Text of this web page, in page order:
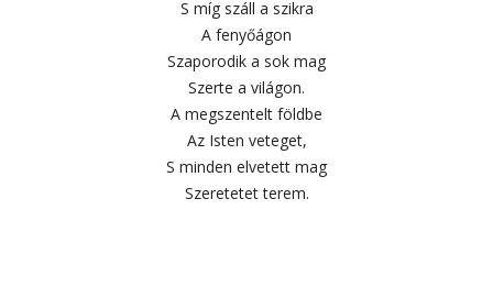
S míg száll a szikra
A fenyőágon
Szaporodik a sok mag
Szerte a világon.
A megszentelt földbe
Az Isten veteget,
S minden elvetett mag
Szeretetet terem.